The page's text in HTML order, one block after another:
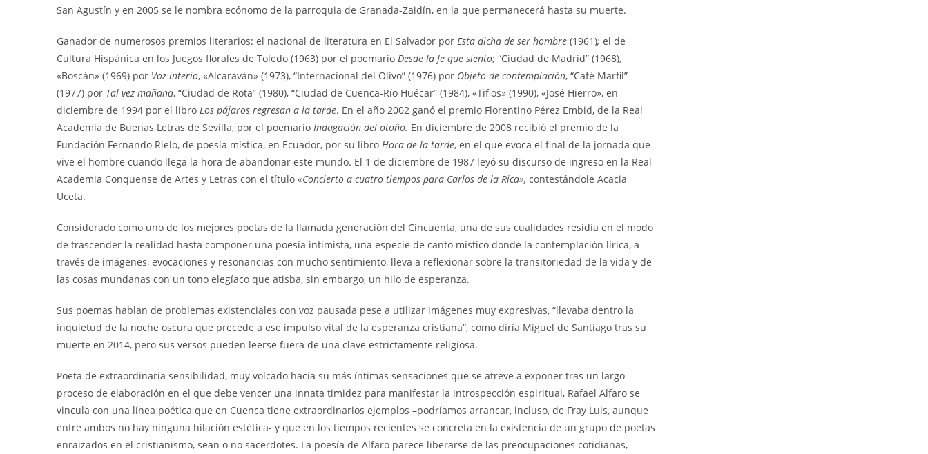
San Agustín y en 2005 se le nombra ecónomo de la parroquia de Granada-Zaidín, en la que permanecerá hasta su muerte.
Ganador de numerosos premios literarios: el nacional de literatura en El Salvador por Esta dicha de ser hombre (1961); el de
Cultura Hispánica en los Juegos florales de Toledo (1963) por el poemario Desde la fe que siento; “Ciudad de Madrid” (1968),
«Boscán» (1969) por Voz interio, «Alcaraván» (1973), “Internacional del Olivo” (1976) por Objeto de contemplación, “Café Marfil”
(1977) por Tal vez mañana, “Ciudad de Rota” (1980), “Ciudad de Cuenca-Río Huécar” (1984), «Tiflos» (1990), «José Hierro», en
diciembre de 1994 por el libro Los pájaros regresan a la tarde. En el año 2002 ganó el premio Florentino Pérez Embid, de la Real
Academia de Buenas Letras de Sevilla, por el poemario Indagación del otoño. En diciembre de 2008 recibió el premio de la
Fundación Fernando Rielo, de poesía mística, en Ecuador, por su libro Hora de la tarde, en el que evoca el final de la jornada que
vive el hombre cuando llega la hora de abandonar este mundo. El 1 de diciembre de 1987 leyó su discurso de ingreso en la Real
Academia Conquense de Artes y Letras con el título «Concierto a cuatro tiempos para Carlos de la Rica», contestándole Acacia
Uceta.
Considerado como uno de los mejores poetas de la llamada generación del Cincuenta, una de sus cualidades residía en el modo
de trascender la realidad hasta componer una poesía intimista, una especie de canto místico donde la contemplación lírica, a
través de imágenes, evocaciones y resonancias con mucho sentimiento, lleva a reflexionar sobre la transitoriedad de la vida y de
las cosas mundanas con un tono elegíaco que atisba, sin embargo, un hilo de esperanza.
Sus poemas hablan de problemas existenciales con voz pausada pese a utilizar imágenes muy expresivas, “llevaba dentro la
inquietud de la noche oscura que precede a ese impulso vital de la esperanza cristiana”, como diría Miguel de Santiago tras su
muerte en 2014, pero sus versos pueden leerse fuera de una clave estrictamente religiosa.
Poeta de extraordinaria sensibilidad, muy volcado hacia su más íntimas sensaciones que se atreve a exponer tras un largo
proceso de elaboración en el que debe vencer una innata timidez para manifestar la introspección espiritual, Rafael Alfaro se
vincula con una línea poética que en Cuenca tiene extraordinarios ejemplos –podríamos arrancar, incluso, de Fray Luis, aunque
entre ambos no hay ninguna hilación estética- y que en los tiempos recientes se concreta en la existencia de un grupo de poetas
enraizados en el cristianismo, sean o no sacerdotes. La poesía de Alfaro parece liberarse de las preocupaciones cotidianas,